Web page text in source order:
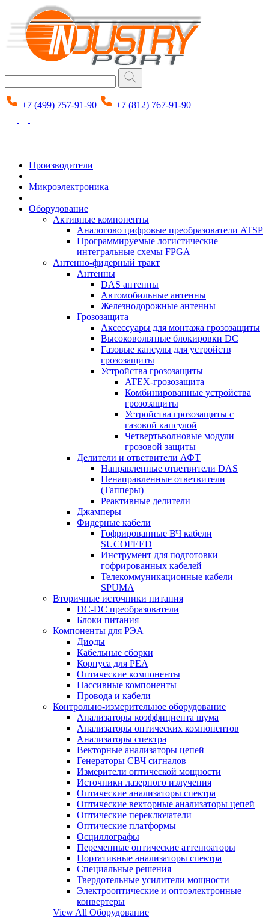
+7 (499) 757-91-90 +7 (812) 767-91-90
Производители
Микроэлектроника
Оборудование
Активные компоненты
Аналогово цифровые преобразователи ATSP
Программируемые логистические
интегральные схемы FPGA
Антенно-фидерный тракт
Антенны
DAS антенны
Автомобильные антенны
Железнодорожные антенны
Грозозащита
Аксессуары для монтажа грозозащиты
Высоковольтные блокировки DC
Газовые капсулы для устройств
грозозащиты
Устройства грозозащиты
ATEX-грозозащита
Комбинированные устройства
грозозащиты
Устройства грозозащиты с
газовой капсулой
Четвертьволновые модули
грозовой защиты
Делители и ответвители АФТ
Направленные ответвители DAS
Ненаправленные ответвители
(Тапперы)
Реактивные делители
Джамперы
Фидерные кабели
Гофрированные ВЧ кабели
SUCOFEED
Инструмент для подготовки
гофрированных кабелей
Телекоммуникационные кабели
SPUMA
Вторичные источники питания
DC-DC преобразователи
Блоки питания
Компоненты для РЭА
Диоды
Кабельные сборки
Корпуса для РЕА
Оптические компоненты
Пассивные компоненты
Провода и кабели
Контрольно-измерительное оборудование
Анализаторы коэффициента шума
Анализаторы оптических компонентов
Анализаторы спектра
Векторные анализаторы цепей
Генераторы СВЧ сигналов
Измерители оптической мощности
Источники лазерного излучения
Оптические анализаторы спектра
Оптические векторные анализаторы цепей
Оптические переключатели
Оптические платформы
Осциллографы
Переменные оптические аттенюаторы
Портативные анализаторы спектра
Специальные решения
Твердотельные усилители мощности
Электрооптические и оптоэлектронные
конвертеры
View All Оборудование